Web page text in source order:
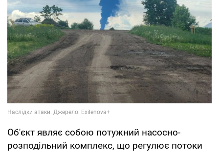
Об'єкт являє собою потужний насосно-
розподільний комплекс, що регулює потоки